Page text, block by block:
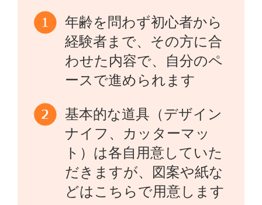
年齢を問わず初心者から
経験者まで、その方に合
わせた内容で、自分のペ
ースで進められます
基本的な道具（デザイン
ナイフ、カッターマッ
ト）は各自用意していた
だきますが、図案や紙な
どはこちらで用意します